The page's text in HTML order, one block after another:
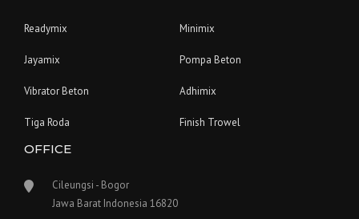
Readymix Minimix
Jayamix Pompa Beton
Vibrator Beton Adhimix
Tiga Roda Finish Trowel
OFFICE
Cileungsi - Bogor
Jawa Barat Indonesia 16820